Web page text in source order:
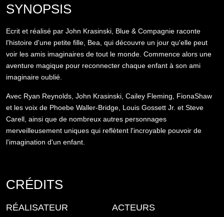
SYNOPSIS
Ecrit et réalisé par John Krasinski, Blue & Compagnie raconte
l'histoire d'une petite fille, Bea, qui découvre un jour qu'elle peut
voir les amis imaginaires de tout le monde. Commence alors une
aventure magique pour reconnecter chaque enfant à son ami
imaginaire oublié.
Avec Ryan Reynolds, John Krasinski, Cailey Fleming, FionaShaw
et les voix de Phoebe Waller-Bridge, Louis Gossett Jr. et Steve
Carell, ainsi que de nombreux autres personnages
merveilleusement uniques qui reflètent l'incroyable pouvoir de
l'imagination d'un enfant.
CRÉDITS
RÉALISATEUR ACTEURS